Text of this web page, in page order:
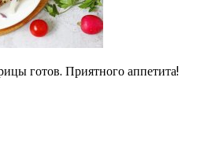
готов. Приятного аппетита!